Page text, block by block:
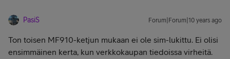
PasiS Forum|Forum|10 years ago
Ton toisen MF910-ketjun mukaan ei ole sim-lukittu. Ei olisi
ensimmäinen kerta, kun verkkokaupan tiedoissa virheitä.